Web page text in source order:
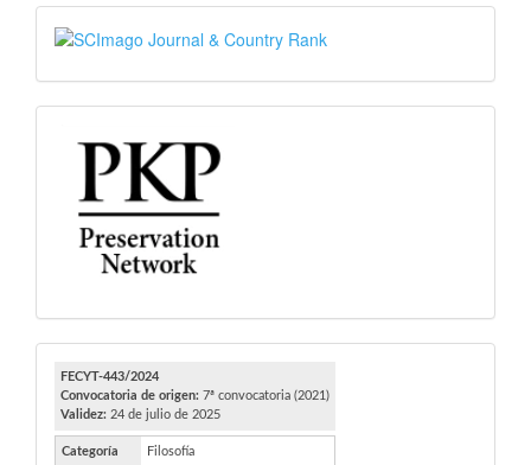
SJR
PKP
FECYT